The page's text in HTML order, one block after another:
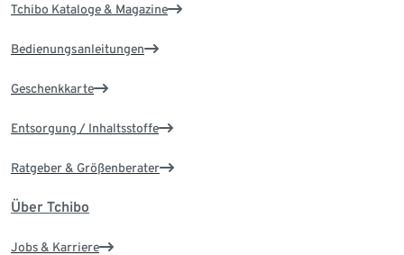
Tchibo Kataloge & Magazine
Bedienungsanleitungen
Geschenkkarte
Entsorgung / Inhaltsstoffe
Ratgeber & Größenberater
Über Tchibo
Jobs & Karriere